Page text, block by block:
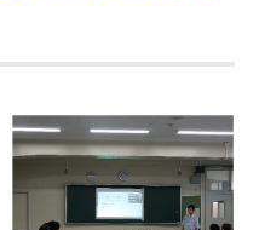
中谷財団レポート
よくあるご質問
中谷財団アーカイブ
マイページ